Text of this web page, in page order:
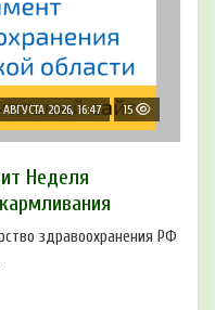
АВГУСТА 2026, 16:47 15
Неделя
здравоохранения РФ